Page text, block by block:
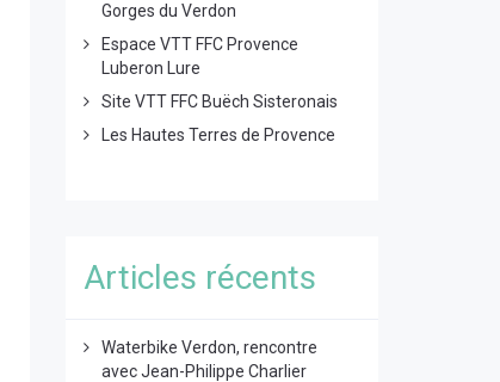
Gorges du Verdon
Espace VTT FFC Provence
Luberon Lure
Site VTT FFC Buëch Sisteronais
Les Hautes Terres de Provence
Articles récents
Waterbike Verdon, rencontre
avec Jean-Philippe Charlier